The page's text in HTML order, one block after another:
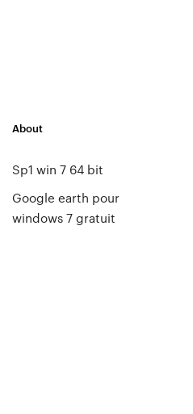
About
Sp1 win 7 64 bit
Google earth pour
windows 7 gratuit